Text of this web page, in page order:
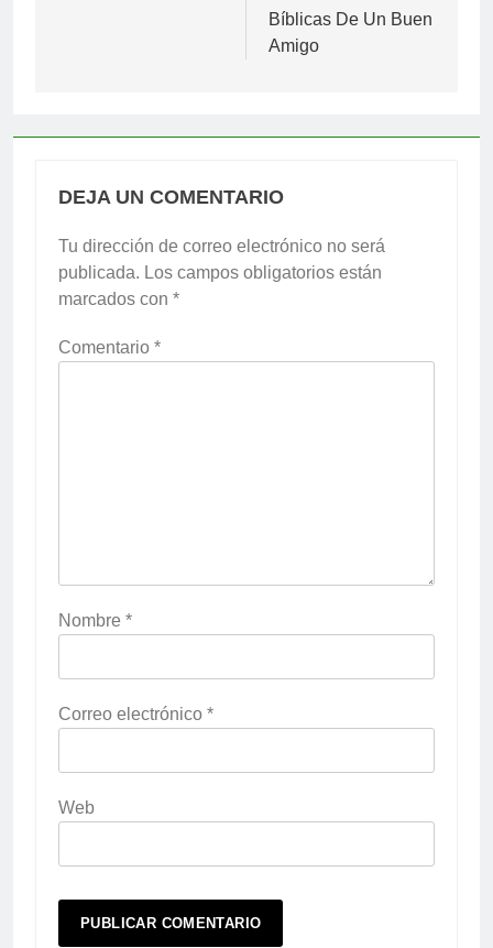
Bíblicas De Un Buen
Amigo
DEJA UN COMENTARIO
Tu dirección de correo electrónico no será
publicada. Los campos obligatorios están
marcados con *
Comentario *
Nombre *
Correo electrónico *
Web